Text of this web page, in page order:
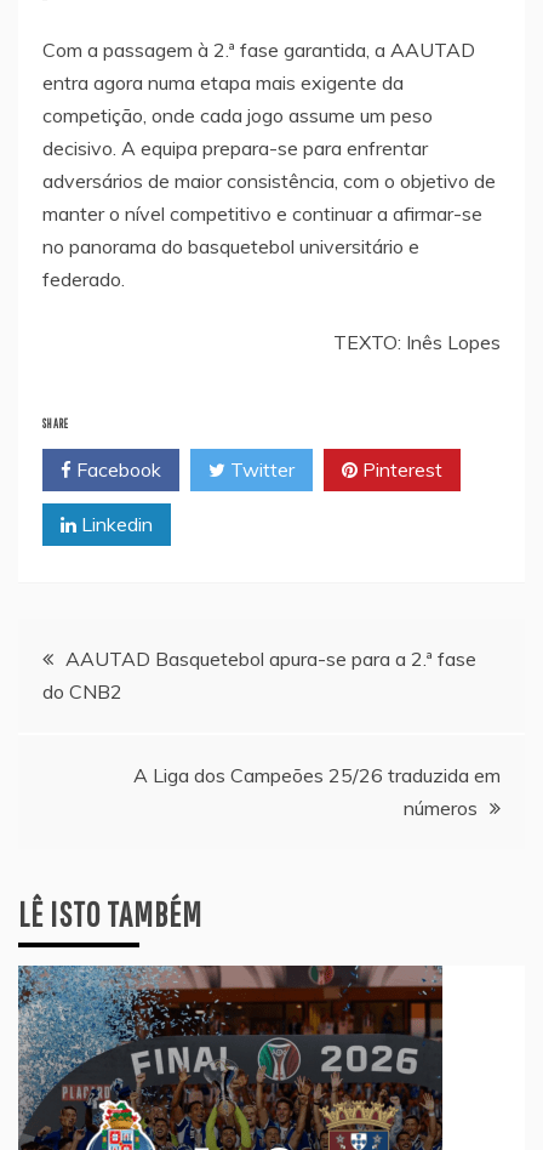
Com a passagem à 2.ª fase garantida, a AAUTAD
entra agora numa etapa mais exigente da
competição, onde cada jogo assume um peso
decisivo. A equipa prepara-se para enfrentar
adversários de maior consistência, com o objetivo de
manter o nível competitivo e continuar a afirmar-se
no panorama do basquetebol universitário e
federado.
TEXTO: Inês Lopes
SHARE
Facebook Twitter Pinterest
Linkedin
Navegação
AAUTAD Basquetebol apura-se para a 2.ª fase
do CNB2
A Liga dos Campeões 25/26 traduzida em
números
LÊ ISTO TAMBÉM